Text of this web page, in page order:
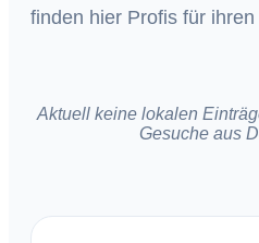
finden hier Profis für ihren
Aktuell keine lokalen
Gesuche aus